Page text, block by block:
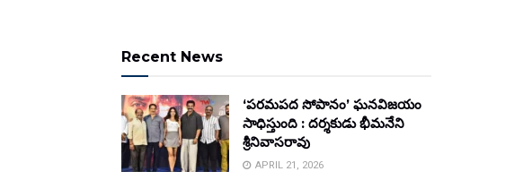
Recent News
‘పరమపద సోపానం’ ఘనవిజయం
సాధిస్తుంది : దర్శకుడు భీమనేని
శ్రీనివాసరావు
APRIL 21, 2026